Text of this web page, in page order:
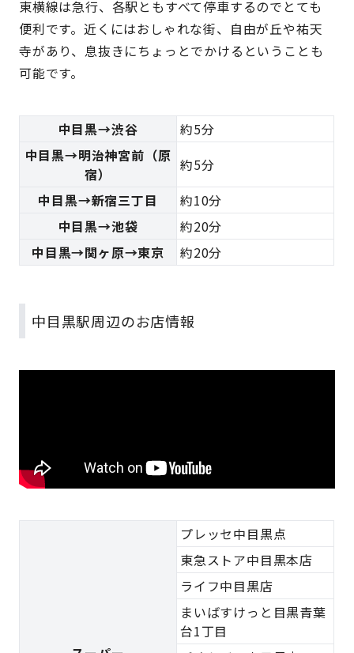
東横線は急行、各駅ともすべて停車するのでとても
便利です。近くにはおしゃれな街、自由が丘や祐天
寺があり、息抜きにちょっとでかけるということも
可能です。
中目黒→渋谷
約5分
中目黒→明治神宮前（原
宿）
約5分
中目黒→新宿三丁目
約10分
中目黒→池袋
約20分
中目黒→関ヶ原→東京
約20分
中目黒駅周辺のお店情報
プレッセ中目黒点
東急ストア中目黒本店
ライフ中目黒店
まいばすけっと目黒青葉
台1丁目